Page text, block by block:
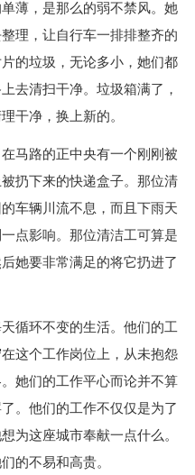
，是那么的弱不禁风。她
理，让自行车一排排整齐的
的垃圾，无论多小，她们都
去清扫干净。垃圾箱满了，
干净，换上新的。
路的正中央有一个刚刚被
扔下来的快递盒子。那位清
车辆川流不息，而且下雨天
点影响。那位清洁工可算是
她要非常满足的将它扔进了
环不变的生活。他们的工
这个工作岗位上，从未抱怨
她们的工作平心而论并不算
。他们的工作不仅仅是为了
为这座城市奉献一点什么。
的不易和高贵。